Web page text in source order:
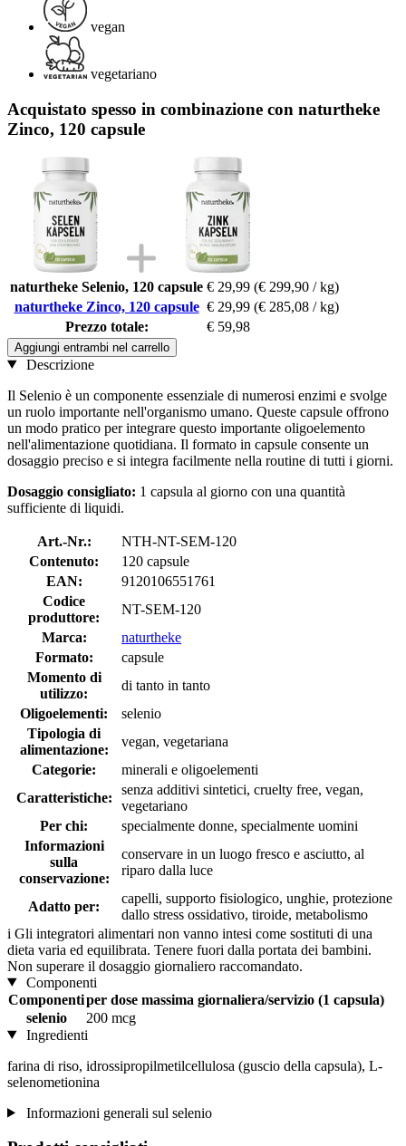
vegan
vegetariano
Acquistato spesso in combinazione con naturtheke
Zinco, 120 capsule
naturtheke Selenio, 120 capsule € 29,99 (€ 299,90 / kg)
naturtheke Zinco, 120 capsule € 29,99 (€ 285,08 / kg)
Prezzo totale:
€ 59,98
Aggiungi entrambi nel carrello
Descrizione
Il Selenio è un componente essenziale di numerosi enzimi e svolge
un ruolo importante nell'organismo umano. Queste capsule offrono
un modo pratico per integrare questo importante oligoelemento
nell'alimentazione quotidiana. Il formato in capsule consente un
dosaggio preciso e si integra facilmente nella routine di tutti i giorni.
Dosaggio consigliato: 1 capsula al giorno con una quantità
sufficiente di liquidi.
Art.-Nr.:
NTH-NT-SEM-120
Contenuto:
120 capsule
EAN:
9120106551761
Codice
produttore:
NT-SEM-120
Marca:
naturtheke
Formato:
capsule
Momento di
utilizzo:
di tanto in tanto
Oligoelementi:
selenio
Tipologia di
alimentazione:
vegan, vegetariana
Categorie:
minerali e oligoelementi
Caratteristiche:
senza additivi sintetici, cruelty free, vegan,
vegetariano
Per chi:
specialmente donne, specialmente uomini
Informazioni
sulla
conservazione:
conservare in un luogo fresco e asciutto, al
riparo dalla luce
Adatto per:
capelli, supporto fisiologico, unghie, protezione
dallo stress ossidativo, tiroide, metabolismo
i Gli integratori alimentari non vanno intesi come sostituti di una
dieta varia ed equilibrata. Tenere fuori dalla portata dei bambini.
Non superare il dosaggio giornaliero raccomandato.
Componenti
Componentiper dose massima giornaliera/servizio (1 capsula)
selenio
200 mcg
Ingredienti
farina di riso, idrossipropilmetilcellulosa (guscio della capsula), L-
selenometionina
Informazioni generali sul selenio